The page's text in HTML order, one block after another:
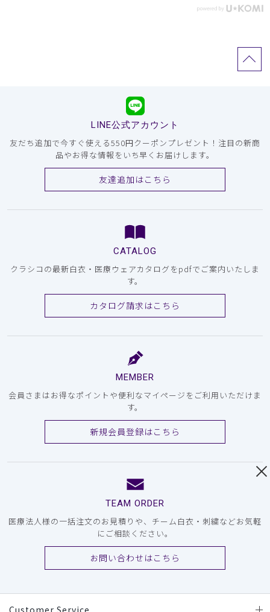
LINE公式アカウント
友だち追加で今すぐ使える550円クーポンプレゼント！注目の新商
品やお得な情報をいち早くお届けします。
友達追加はこちら
CATALOG
クラシコの最新白衣・医療ウェアカタログをpdfでご案内いたしま
す。
カタログ請求はこちら
MEMBER
会員さまはお得なポイントや便利なマイページをご利用いただけま
す。
新規会員登録はこちら
TEAM ORDER
医療法人様の一括注文のお見積りや、チーム白衣・刺繍などお気軽
にご相談ください。
お問い合わせはこちら
Customer Service